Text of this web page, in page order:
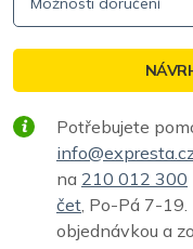
Potřebujete
na 210 012 300
čet, Po-Pá 7-19.
objednávkou a